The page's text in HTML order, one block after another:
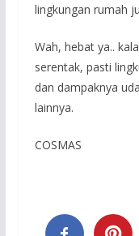
lingkungan rumah
Wah, hebat ya..
serentak, pasti
dan dampaknya
lainnya.
COSMAS